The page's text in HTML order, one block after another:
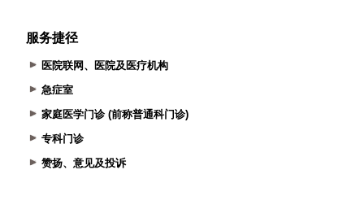
服务捷径
医院联网、医院及医疗机构
急症室
家庭医学门诊 (前称普通科门诊)
专科门诊
赞扬、意见及投诉